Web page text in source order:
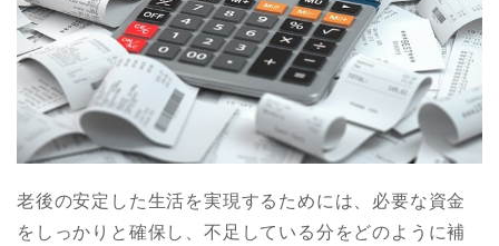
老後の安定した生活を実現するためには、必要な資金
をしっかりと確保し、不足している分をどのように補